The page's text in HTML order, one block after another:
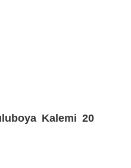
Kalemi 20